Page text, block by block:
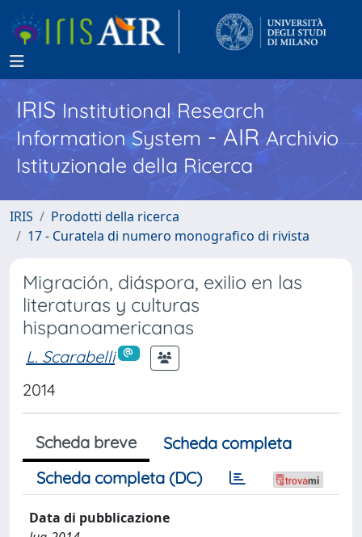
IRISInstitutional Research
Information System - AIR Archivio
Istituzionale della Ricerca
IRIS
Prodotti della ricerca
17 - Curatela di numero monografico di rivista
Migración, diáspora, exilio en las
literaturas y culturas
hispanoamericanas
L. Scarabelli
2014
Scheda breve
Scheda completa
Scheda completa (DC)
Data di pubblicazione